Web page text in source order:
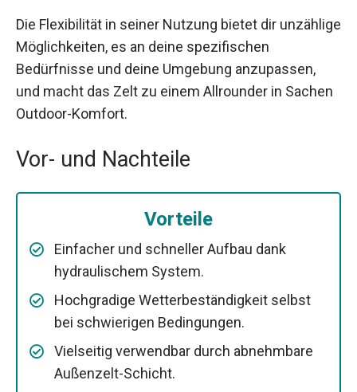
Die Flexibilität in seiner Nutzung bietet dir unzählige
Möglichkeiten, es an deine spezifischen
Bedürfnisse und deine Umgebung anzupassen,
und macht das Zelt zu einem Allrounder in Sachen
Outdoor-Komfort.
Vor- und Nachteile
Vorteile
Einfacher und schneller Aufbau dank
hydraulischem System.
Hochgradige Wetterbeständigkeit selbst
bei schwierigen Bedingungen.
Vielseitig verwendbar durch abnehmbare
Außenzelt-Schicht.